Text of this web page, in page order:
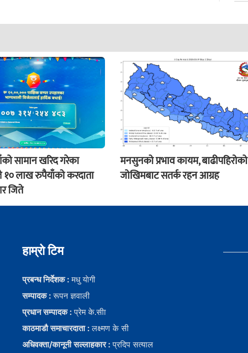
सामान खरिद गरेका
१० लाख रुपैयाँको करदाता
जिते
मनसुनको प्रभाव कायम, बाढीपहिरोको
जोखिमबाट सतर्क रहन आग्रह
हाम्राे टिम
प्रबन्ध निर्देशक :मधु याेगी
सम्पादक :रूपन ज्ञवाली
प्रधान सम्पादक :प्रेम के.सीा
काठमाडौ समाचारदाता :लक्ष्मण के सी
अधिवक्ता/कानूनी सल्लाहकार :प्रदिप सत्याल